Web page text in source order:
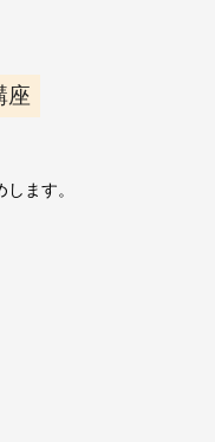
座
ます。